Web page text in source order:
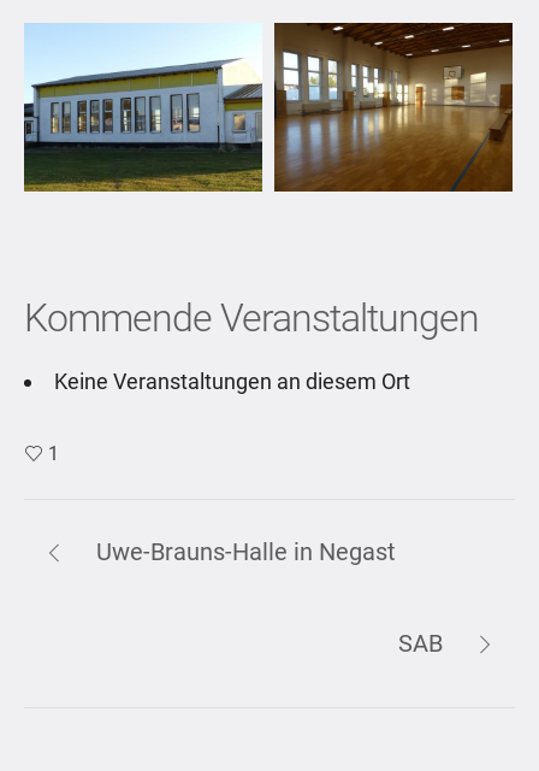
Kommende Veranstaltungen
Keine Veranstaltungen an diesem Ort
1
Uwe-Brauns-Halle in Negast
SAB